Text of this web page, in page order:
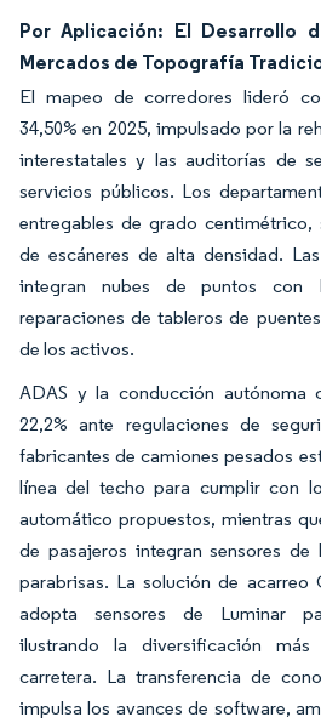
Por Aplicación: El Desarrollo
Mercados de Topografía
El mapeo de corredores lideró
34,50% en 2025, impulsado por la
interestatales y las auditorías de
servicios públicos. Los
entregables de grado centimétrico,
de escáneres de alta densidad.
integran nubes de puntos con
reparaciones de tableros de
de los activos.
ADAS y la conducción autónoma
22,2% ante regulaciones de
fabricantes de camiones pesados
línea del techo para cumplir con
automático propuestos, mientras
de pasajeros integran sensores
parabrisas. La solución de acarreo
adopta sensores de Luminar
ilustrando la diversificación
carretera. La transferencia de
impulsa los avances de software,